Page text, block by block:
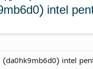
intel
intel